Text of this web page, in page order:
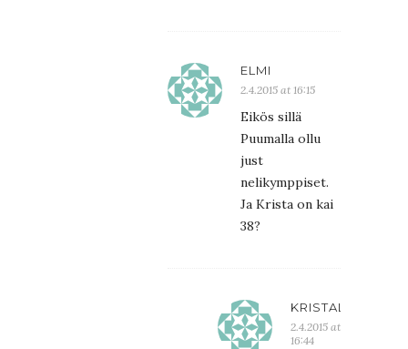
ELMI
2.4.2015 at 16:15
Eikös sillä
Puumalla ollu
just
nelikymppiset.
Ja Krista on kai
38?
KRISTALIINA
2.4.2015 at
16:44